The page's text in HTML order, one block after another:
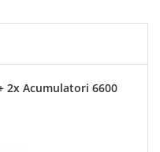
2x Acumulatori 6600